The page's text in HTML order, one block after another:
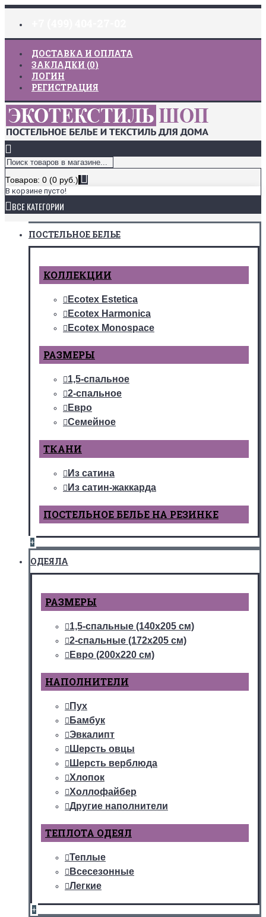
ДОСТАВКА И ОПЛАТА
ЗАКЛАДКИ (0)
ЛОГИН
РЕГИСТРАЦИЯ
Товаров: 0 (0 руб.)
В корзине пусто!
ВСЕ КАТЕГОРИИ
ПОСТЕЛЬНОЕ БЕЛЬЕ
КОЛЛЕКЦИИ
Ecotex Estetica
Ecotex Harmonica
Ecotex Monospace
РАЗМЕРЫ
1,5-спальное
2-спальное
Евро
Семейное
ТКАНИ
Из сатина
Из сатин-жаккарда
ПОСТЕЛЬНОЕ БЕЛЬЕ НА РЕЗИНКЕ
+
ОДЕЯЛА
РАЗМЕРЫ
1,5-спальные (140х205 см)
2-спальные (172х205 см)
Евро (200х220 см)
НАПОЛНИТЕЛИ
Пух
Бамбук
Эвкалипт
Шерсть овцы
Шерсть верблюда
Хлопок
Холлофайбер
Другие наполнители
ТЕПЛОТА ОДЕЯЛ
Теплые
Всесезонные
Легкие
+